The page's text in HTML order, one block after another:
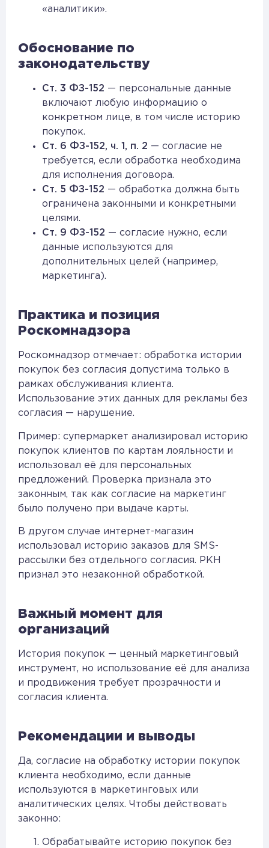
«аналитики».
Обоснование по
законодательству
Ст. 3 ФЗ-152 — персональные данные
включают любую информацию о
конкретном лице, в том числе историю
покупок.
Ст. 6 ФЗ-152, ч. 1, п. 2 — согласие не
требуется, если обработка необходима
для исполнения договора.
Ст. 5 ФЗ-152 — обработка должна быть
ограничена законными и конкретными
целями.
Ст. 9 ФЗ-152 — согласие нужно, если
данные используются для
дополнительных целей (например,
маркетинга).
Практика и позиция
Роскомнадзора
Роскомнадзор отмечает: обработка истории
покупок без согласия допустима только в
рамках обслуживания клиента.
Использование этих данных для рекламы без
согласия — нарушение.
Пример: супермаркет анализировал историю
покупок клиентов по картам лояльности и
использовал её для персональных
предложений. Проверка признала это
законным, так как согласие на маркетинг
было получено при выдаче карты.
В другом случае интернет-магазин
использовал историю заказов для SMS-
рассылки без отдельного согласия. РКН
признал это незаконной обработкой.
Важный момент для
организаций
История покупок — ценный маркетинговый
инструмент, но использование её для анализа
и продвижения требует прозрачности и
согласия клиента.
Рекомендации и выводы
Да, согласие на обработку истории покупок
клиента необходимо, если данные
используются в маркетинговых или
аналитических целях. Чтобы действовать
законно:
Обрабатывайте историю покупок без